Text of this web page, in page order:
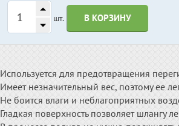
шт. В КОРЗИНУ
Используется для предотвращения
Имеет незначительный вес, поэтому ее
Не боится влаги и неблагоприятных
Гладкая поверхность позволяет шлангу